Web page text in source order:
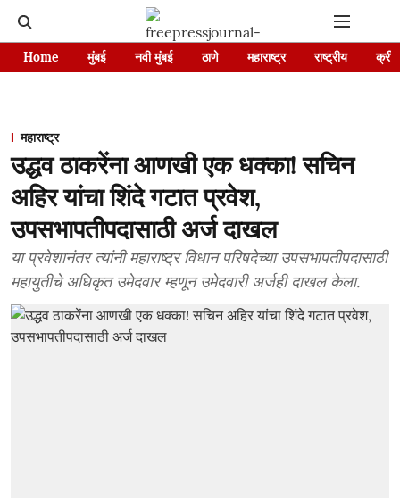
Home मुंबई नवी मुंबई ठाणे महाराष्ट्र राष्ट्रीय
महाराष्ट्र
उद्धव ठाकरेंना आणखी एक धक्का! सचिन
अहिर यांचा शिंदे गटात प्रवेश,
उपसभापतीपदासाठी अर्ज दाखल
या प्रवेशानंतर त्यांनी महाराष्ट्र विधान परिषदेच्या उपसभापतीपदासाठी
महायुतीचे अधिकृत उमेदवार म्हणून उमेदवारी अर्जही दाखल केला.